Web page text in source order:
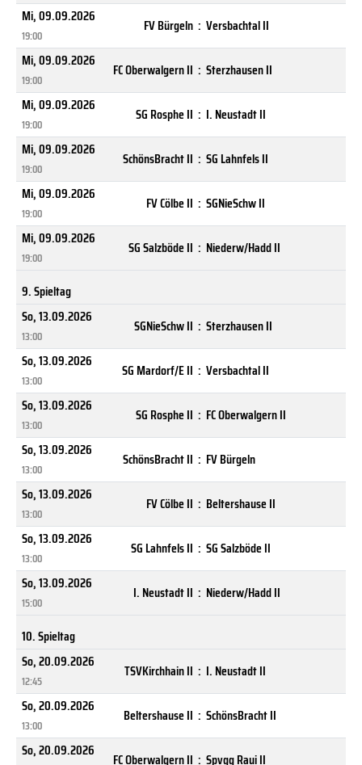
Mi, 09.09.2026
19:00
FV Bürgeln : Versbachtal II
Mi, 09.09.2026
19:00
FC Oberwalgern II : Sterzhausen II
Mi, 09.09.2026
19:00
SG Rosphe II : I. Neustadt II
Mi, 09.09.2026
19:00
SchönsBracht II : SG Lahnfels II
Mi, 09.09.2026
19:00
FV Cölbe II : SGNieSchw II
Mi, 09.09.2026
19:00
SG Salzböde II : Niederw/Hadd II
9. Spieltag
So, 13.09.2026
13:00
SGNieSchw II : Sterzhausen II
So, 13.09.2026
13:00
SG Mardorf/E II : Versbachtal II
So, 13.09.2026
13:00
SG Rosphe II : FC Oberwalgern II
So, 13.09.2026
13:00
SchönsBracht II : FV Bürgeln
So, 13.09.2026
13:00
FV Cölbe II : Beltershause II
So, 13.09.2026
13:00
SG Lahnfels II : SG Salzböde II
So, 13.09.2026
15:00
I. Neustadt II : Niederw/Hadd II
10. Spieltag
So, 20.09.2026
12:45
TSVKirchhain II : I. Neustadt II
So, 20.09.2026
13:00
Beltershause II : SchönsBracht II
So, 20.09.2026
FC Oberwalgern II : Spvgg Raui II